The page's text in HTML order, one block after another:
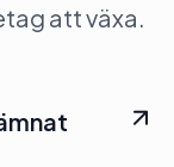
att växa.